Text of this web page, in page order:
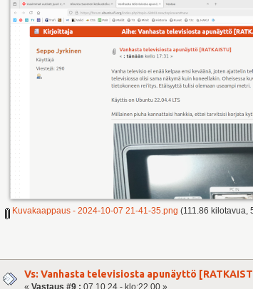
Kuvakaappaus - 2024-10-07 21-41-35.png (111.86 kilotavua,
Vs: Vanhasta televisiosta apunäyttö
«Vastaus #9 : 07.10.24 - klo:22.00 »